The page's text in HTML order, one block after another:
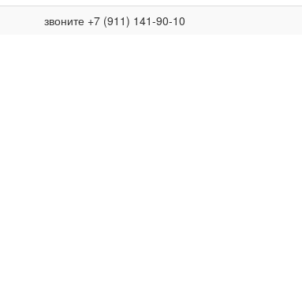
звоните +7 (911) 141-90-10